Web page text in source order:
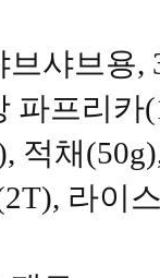
브샤브용,
파프리카
적채
라이